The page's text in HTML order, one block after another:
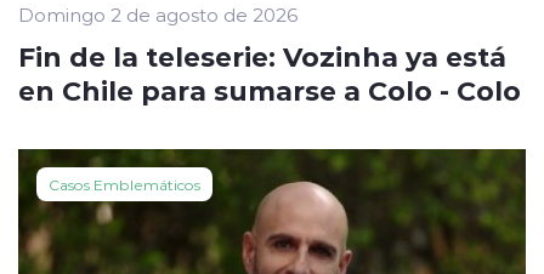
Domingo 2 de agosto de 2026
Fin de la teleserie: Vozinha ya está
en Chile para sumarse a Colo - Colo
Casos Emblemáticos